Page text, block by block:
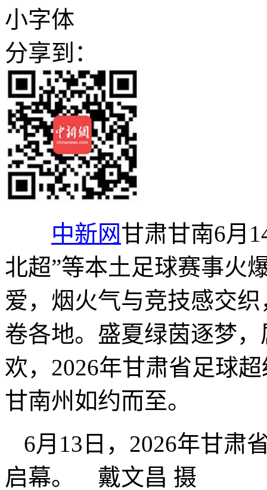
小字体
分享到：
中新网甘肃甘南6月
北超”等本土足球赛事火
爱，烟火气与竞技感交
卷各地。盛夏绿茵逐梦
欢，2026年甘肃省足球
甘南州如约而至。
6月13日，2026年甘肃
启幕。 戴文昌 摄